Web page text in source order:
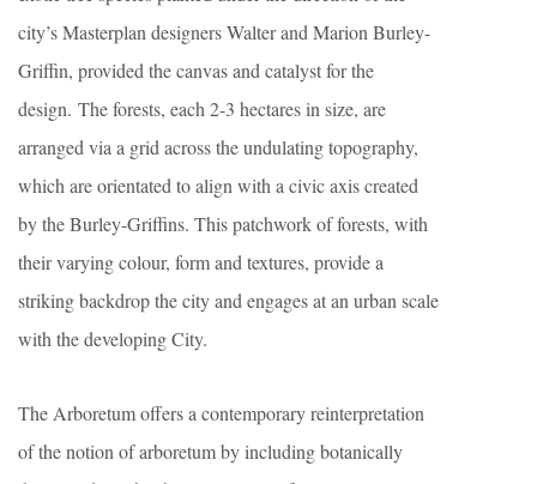
city’s Masterplan designers Walter and Marion Burley-
Griffin, provided the canvas and catalyst for the
design. The forests, each 2-3 hectares in size, are
arranged via a grid across the undulating topography,
which are orientated to align with a civic axis created
by the Burley-Griffins. This patchwork of forests, with
their varying colour, form and textures, provide a
striking backdrop the city and engages at an urban scale
with the developing City.
The Arboretum offers a contemporary reinterpretation
of the notion of arboretum by including botanically